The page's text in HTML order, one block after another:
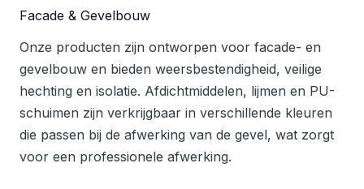
Facade & Gevelbouw
Onze producten zijn ontworpen voor facade- en
gevelbouw en bieden weersbestendigheid, veilige
hechting en isolatie. Afdichtmiddelen, lijmen en PU-
schuimen zijn verkrijgbaar in verschillende kleuren
die passen bij de afwerking van de gevel, wat zorgt
voor een professionele afwerking.